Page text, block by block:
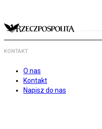
KONTAKT
O nas
Kontakt
Napisz do nas